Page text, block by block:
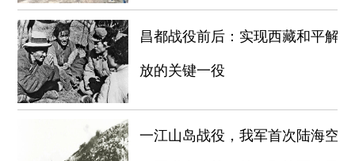
昌都战役前后：实现西藏和平解
放的关键一役
一江山岛战役，我军首次陆海空